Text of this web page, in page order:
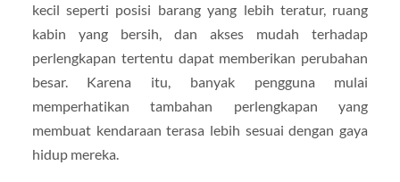
kecil seperti posisi barang yang lebih teratur, ruang
kabin yang bersih, dan akses mudah terhadap
perlengkapan tertentu dapat memberikan perubahan
besar. Karena itu, banyak pengguna mulai
memperhatikan tambahan perlengkapan yang
membuat kendaraan terasa lebih sesuai dengan gaya
hidup mereka.